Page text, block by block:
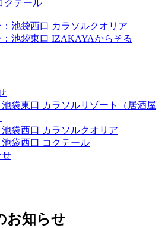
クテール
池袋西口 カラソルクオリア
池袋東口 IZAKAYAからそる
袋東口 カラソルリゾート（居酒屋
袋西口 カラソルクオリア
袋西口 コクテール
せ
お知らせ